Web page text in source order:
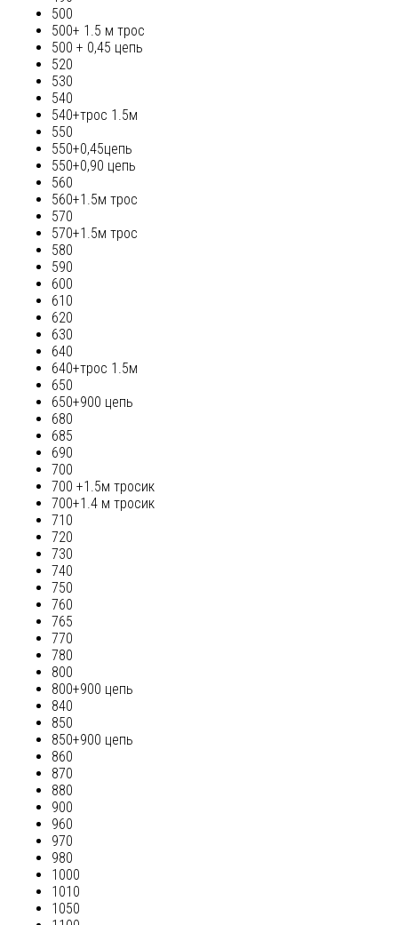
500
500+ 1.5 м трос
500 + 0,45 цепь
520
530
540
540+трос 1.5м
550
550+0,45цепь
550+0,90 цепь
560
560+1.5м трос
570
570+1.5м трос
580
590
600
610
620
630
640
640+трос 1.5м
650
650+900 цепь
680
685
690
700
700 +1.5м тросик
700+1.4 м тросик
710
720
730
740
750
760
765
770
780
800
800+900 цепь
840
850
850+900 цепь
860
870
880
900
960
970
980
1000
1010
1050